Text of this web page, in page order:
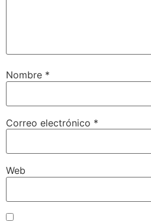
Nombre *
Correo electrónico *
Web